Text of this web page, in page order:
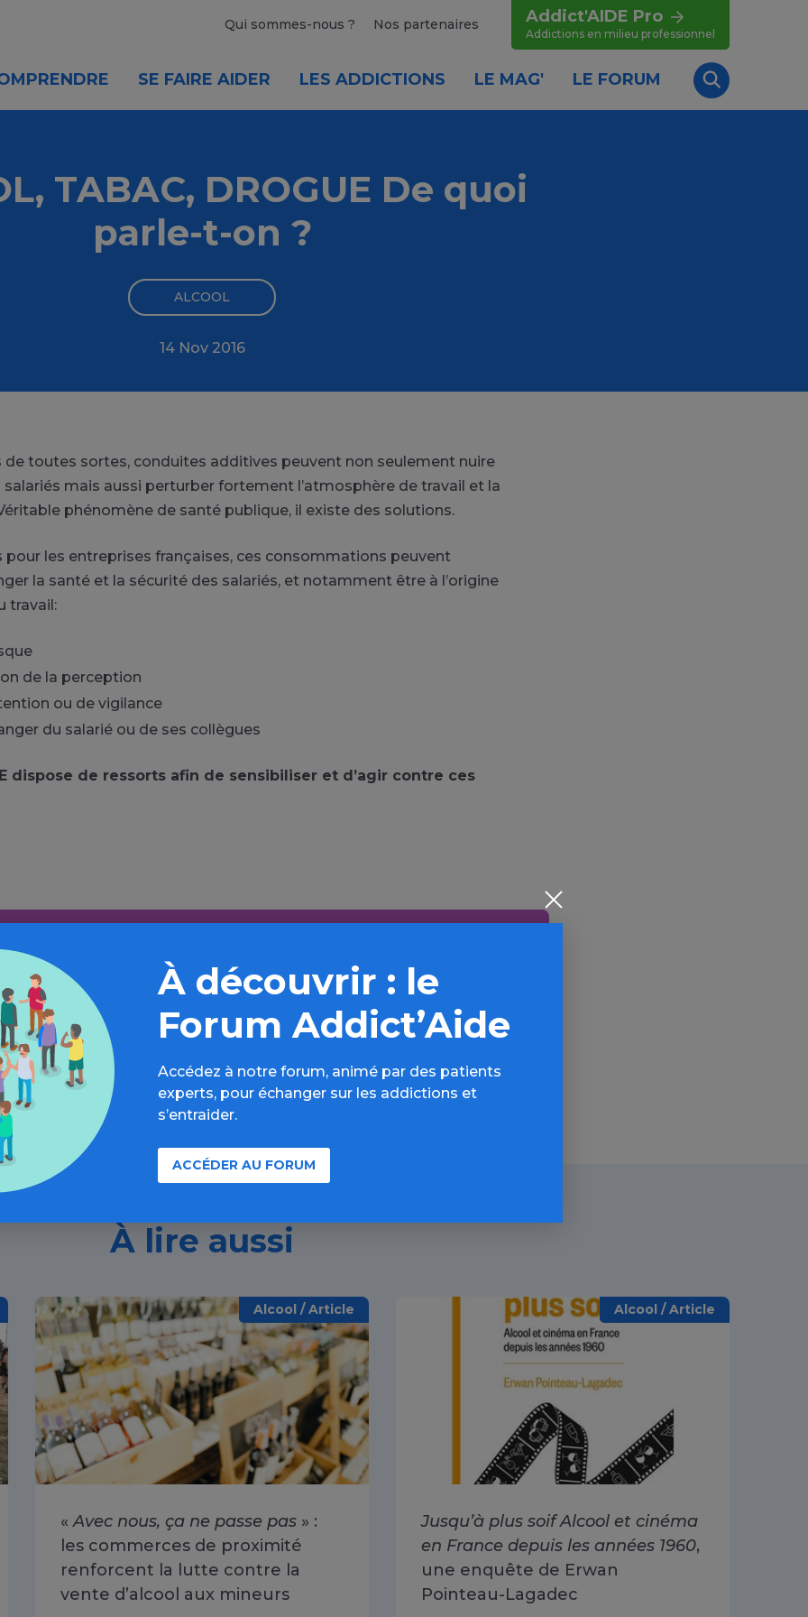
Qui sommes-nous ? Nos partenaires Addict'AIDE Pro
Addictions en milieu professionnel
SE FAIRE AIDER LES ADDICTIONS LE MAG' LE FORUM
Recherche
TABAC, DROGUE De quoi
parle-t-on ?
ALCOOL
14 Nov 2016
de toutes sortes, conduites additives peuvent non seulement nuire
salariés mais aussi perturber fortement l’atmosphère de travail et la
phénomène de santé publique, il existe des solutions.
pour les entreprises françaises, ces consommations peuvent
la santé et la sécurité des salariés, et notamment être à l’origine
travail:
de la perception
ou de vigilance
du salarié ou de ses collègues
dispose de ressorts afin de sensibiliser et d’agir contre ces
Aller plus loin sur l’espace Alcool
parcours d’évaluations, bonnes pratiques, FAQ,
annuaires, ressources, actualités...
À lire aussi
Alcool / Article
«Avec nous, ça ne passe pas » :
les commerces de proximité
renforcent la lutte contre la
vente d’alcool aux mineurs
Alcool / Article
Jusqu’à plus soif Alcool et cinéma
en France depuis les années 1960,
une enquête de Erwan
Pointeau-Lagadec
À découvrir : le
Forum Addict’Aide
Accédez à notre forum, animé par des patients
experts, pour échanger sur les addictions et
s’entraider.
ACCÉDER AU FORUM